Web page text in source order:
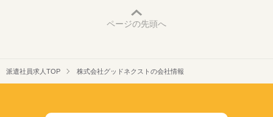
ページの先頭へ
派遣社員求人TOP 株式会社グッドネクストの会社情報